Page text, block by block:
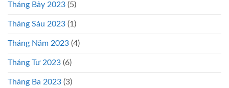
Tháng Bảy 2023 (5)
Tháng Sáu 2023 (1)
Tháng Năm 2023 (4)
Tháng Tư 2023 (6)
Tháng Ba 2023 (3)